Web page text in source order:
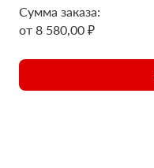
Сумма заказа:
от 8 580,00 ₽